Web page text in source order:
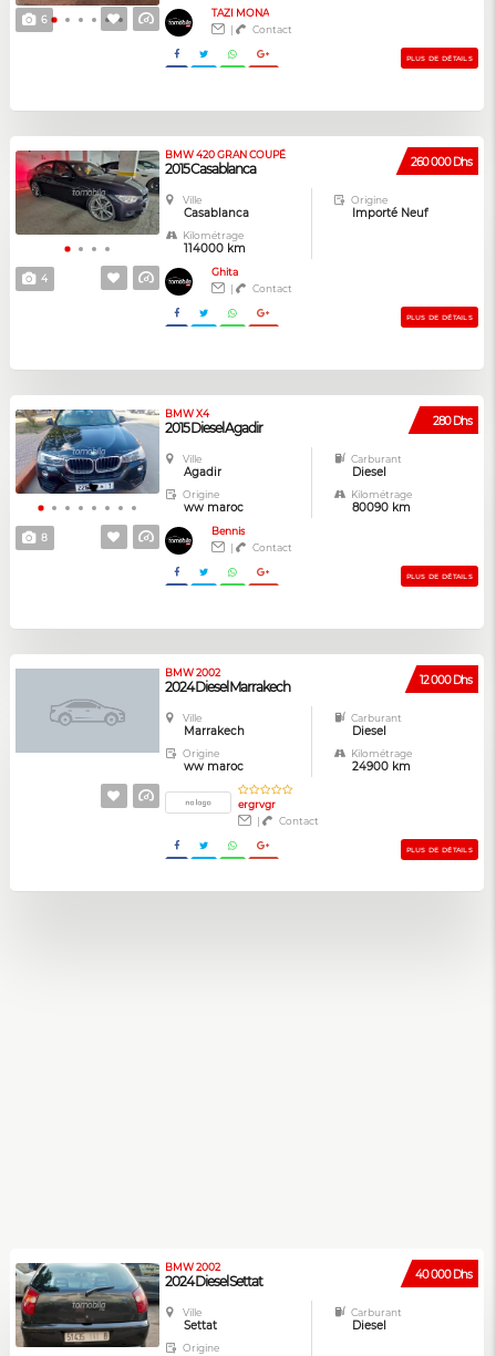
6
TAZI MONA
|
Contact
PLUS DE DÉTAILS
4
260 000 Dhs
BMW 420 GRAN COUPÉ
2015 Casablanca
Ville
Casablanca
Origine
Importé Neuf
Kilométrage
114000 km
Ghita
|
Contact
PLUS DE DÉTAILS
8
280 Dhs
BMW X4
2015 Diesel Agadir
Ville
Agadir
Carburant
Diesel
Origine
ww maroc
Kilométrage
80090 km
Bennis
|
Contact
PLUS DE DÉTAILS
12 000 Dhs
BMW 2002
2024 Diesel Marrakech
Ville
Marrakech
Carburant
Diesel
Origine
ww maroc
Kilométrage
24900 km
ergrvgr
|
Contact
PLUS DE DÉTAILS
40 000 Dhs
BMW 2002
2024 Diesel Settat
Ville
Settat
Carburant
Diesel
Origine